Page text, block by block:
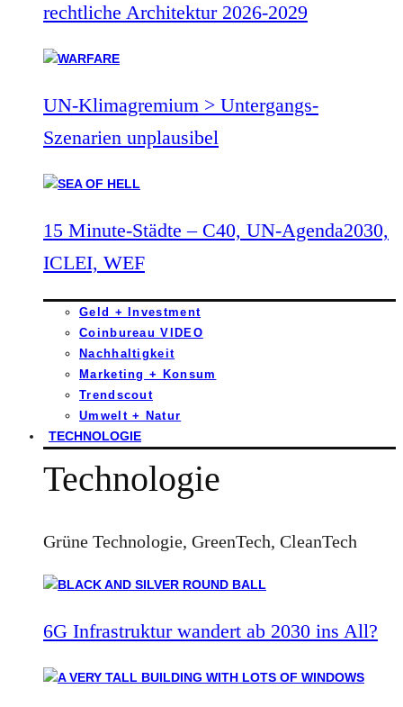
rechtliche Architektur 2026-2029
UN-Klimagremium > Untergangs-
Szenarien unplausibel
15 Minute-Städte – C40, UN-Agenda2030,
ICLEI, WEF
Geld + Investment
Coinbureau VIDEO
Nachhaltigkeit
Marketing + Konsum
Trendscout
Umwelt + Natur
TECHNOLOGIE
Technologie
Grüne Technologie, GreenTech, CleanTech
6G Infrastruktur wandert ab 2030 ins All?